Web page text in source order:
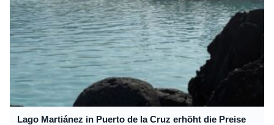
Lago Martiánez in Puerto de la Cruz erhöht die Preise